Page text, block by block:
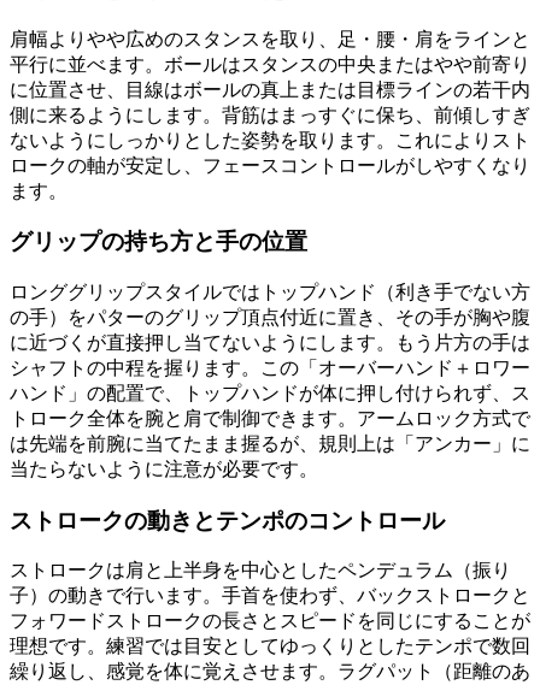
肩幅よりやや広めのスタンスを取り、足・腰・肩をラインと
平行に並べます。ボールはスタンスの中央またはやや前寄り
に位置させ、目線はボールの真上または目標ラインの若干内
側に来るようにします。背筋はまっすぐに保ち、前傾しすぎ
ないようにしっかりとした姿勢を取ります。これによりスト
ロークの軸が安定し、フェースコントロールがしやすくなり
ます。
グリップの持ち方と手の位置
ロンググリップスタイルではトップハンド（利き手でない方
の手）をパターのグリップ頂点付近に置き、その手が胸や腹
に近づくが直接押し当てないようにします。もう片方の手は
シャフトの中程を握ります。この「オーバーハンド＋ロワー
ハンド」の配置で、トップハンドが体に押し付けられず、ス
トローク全体を腕と肩で制御できます。アームロック方式で
は先端を前腕に当てたまま握るが、規則上は「アンカー」に
当たらないように注意が必要です。
ストロークの動きとテンポのコントロール
ストロークは肩と上半身を中心としたペンデュラム（振り
子）の動きで行います。手首を使わず、バックストロークと
フォワードストロークの長さとスピードを同じにすることが
理想です。練習では目安としてゆっくりとしたテンポで数回
繰り返し、感覚を体に覚えさせます。ラグパット（距離のあ